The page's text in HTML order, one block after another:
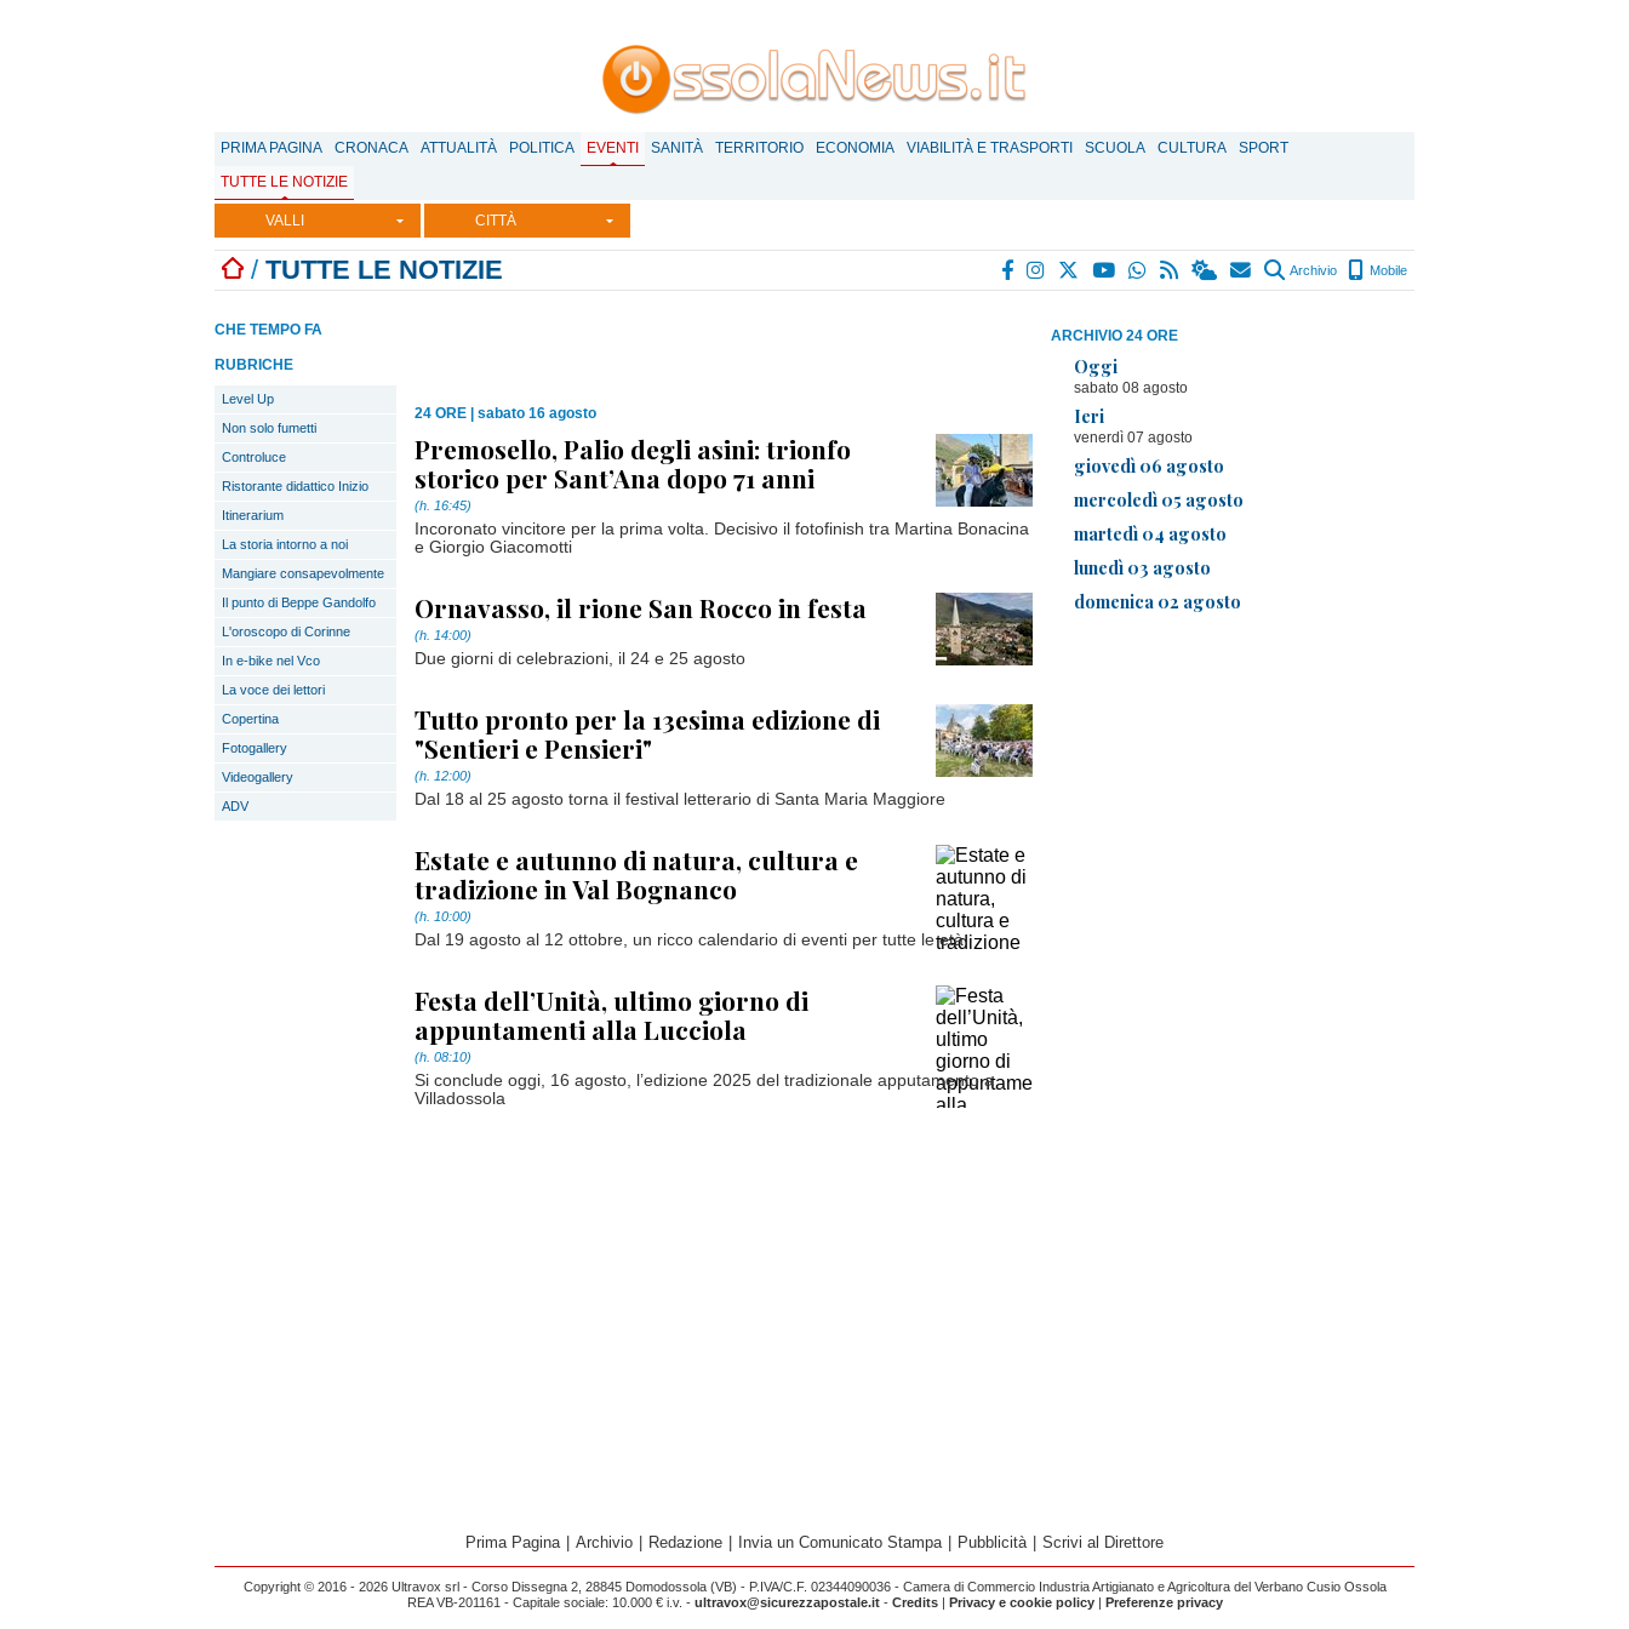
PRIMA PAGINA CRONACA ATTUALITÀ POLITICA EVENTI SANITÀ TERRITORIO ECONOMIA VIABILITÀ E TRASPORTI SCUOLA CULTURA
SPORT
TUTTE LE NOTIZIE
VALLI CITTÀ
/ TUTTE LE NOTIZIE Archivio Mobile
ARCHIVIO 24 ORE
Oggi
sabato 08 agosto
Ieri
venerdì 07 agosto
giovedì 06 agosto
mercoledì 05 agosto
martedì 04 agosto
lunedì 03 agosto
domenica 02 agosto
CHE TEMPO FA
RUBRICHE
Level Up
Non solo fumetti
Controluce
Ristorante didattico Inizio
Itinerarium
La storia intorno a noi
Mangiare consapevolmente
Il punto di Beppe Gandolfo
L'oroscopo di Corinne
In e-bike nel Vco
La voce dei lettori
Copertina
Fotogallery
Videogallery
ADV
24 ORE sabato 16 agosto
Premosello, Palio degli asini: trionfo
storico per Sant’Ana dopo 71 anni
(h. 16:45)
Incoronato vincitore per la prima volta. Decisivo il fotofinish tra Martina Bonacina
e Giorgio Giacomotti
Ornavasso, il rione San Rocco in festa
(h. 14:00)
Due giorni di celebrazioni, il 24 e 25 agosto
Tutto pronto per la 13esima edizione di
"Sentieri e Pensieri"
(h. 12:00)
Dal 18 al 25 agosto torna il festival letterario di Santa Maria Maggiore
Estate e autunno di natura, cultura e
tradizione in Val Bognanco
(h. 10:00)
Dal 19 agosto al 12 ottobre, un ricco calendario di eventi per tutte le età
Festa dell’Unità, ultimo giorno di
appuntamenti alla Lucciola
(h. 08:10)
Si conclude oggi, 16 agosto, l’edizione 2025 del tradizionale apputamento a
Villadossola
Prima Pagina Archivio Redazione Invia un Comunicato Stampa Pubblicità Scrivi al Direttore
Copyright © 2016 - 2026 Ultravox srl - Corso Dissegna 2, 28845 Domodossola (VB) - P.IVA/C.F. 02344090036 - Camera di Commercio Industria Artigianato e Agricoltura del Verbano Cusio Ossola
REA VB-201161 - Capitale sociale: 10.000 € i.v. - ultravox@sicurezzapostale.it- Credits| Privacy e cookie policy| Preferenze privacy